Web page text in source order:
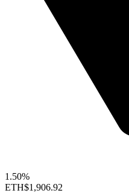
1.50%
ETH$1,906.92